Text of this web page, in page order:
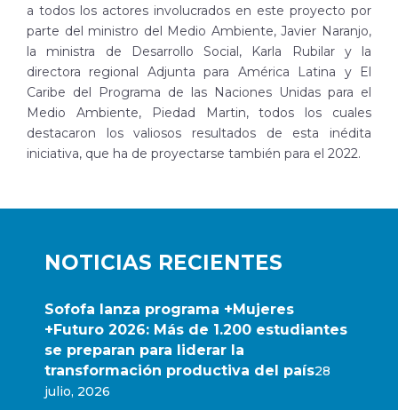
NOTICIAS RECIENTES
Sofofa lanza programa +Mujeres
+Futuro 2026: Más de 1.200 estudiantes
se preparan para liderar la
transformación productiva del país28
julio, 2026
a todos los actores involucrados en este proyecto por
parte del ministro del Medio Ambiente, Javier Naranjo,
la ministra de Desarrollo Social, Karla Rubilar y la
directora regional Adjunta para América Latina y El
Caribe del Programa de las Naciones Unidas para el
Medio Ambiente, Piedad Martin, todos los cuales
destacaron los valiosos resultados de esta inédita
iniciativa, que ha de proyectarse también para el 2022.